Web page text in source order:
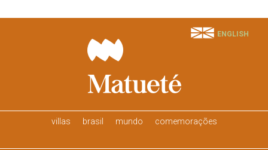
ENGLISH
villas brasil mundo comemorações